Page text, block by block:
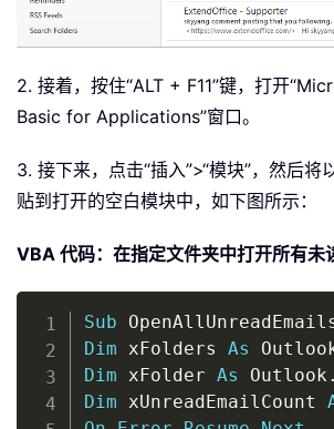
2. 接着，按住“ALT + F11”键，打开
Basic for Applications”窗口。
3. 接下来，点击“插入”>“模块”，然后将
贴到打开的空白模块中，如下图所示：
VBA 代码：在指定文件夹中打开所有未
Sub
Dim xFolders As
Dim xFolder As Outlook .
Dim xUnreadEmailCount